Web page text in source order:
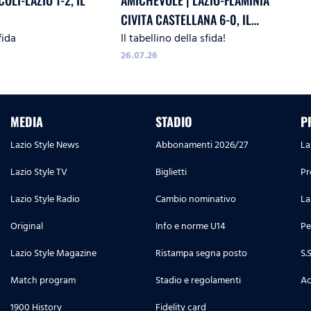
CIVITA CASTELLANA 6-0, IL
TABELLINO
Il tabellino della sfida!
26.07.26
MEDIA
Lazio Style News
Lazio Style TV
Lazio Style Radio
Original
Lazio Style Magazine
Match program
1900 History
STADIO
Abbonamenti 2026/27
Biglietti
Cambio nominativo
Info e norme U14
Ristampa segna posto
Stadio e regolamenti
Fidelity card